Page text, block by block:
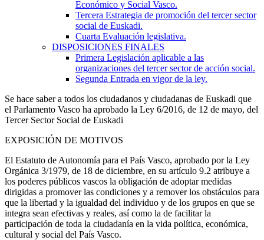
Económico y Social Vasco.
Tercera Estrategia de promoción del tercer sector
social de Euskadi.
Cuarta Evaluación legislativa.
DISPOSICIONES FINALES
Primera Legislación aplicable a las
organizaciones del tercer sector de acción social.
Segunda Entrada en vigor de la ley.
Se hace saber a todos los ciudadanos y ciudadanas de Euskadi que
el Parlamento Vasco ha aprobado la Ley 6/2016, de 12 de mayo, del
Tercer Sector Social de Euskadi
EXPOSICIÓN DE MOTIVOS
El Estatuto de Autonomía para el País Vasco, aprobado por la Ley
Orgánica 3/1979, de 18 de diciembre, en su artículo 9.2 atribuye a
los poderes públicos vascos la obligación de adoptar medidas
dirigidas a promover las condiciones y a remover los obstáculos para
que la libertad y la igualdad del individuo y de los grupos en que se
integra sean efectivas y reales, así como la de facilitar la
participación de toda la ciudadanía en la vida política, económica,
cultural y social del País Vasco.